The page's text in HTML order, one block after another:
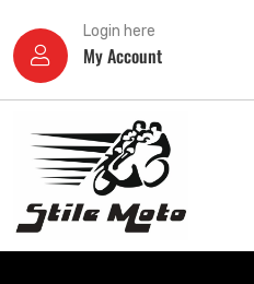
Login here
My Account